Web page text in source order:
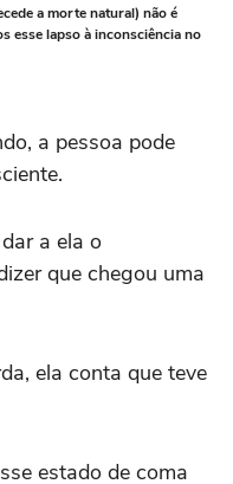
a morte natural) não é
esse lapso à inconsciência no
a pessoa pode
a ela o
que chegou uma
ela conta que teve
estado de coma